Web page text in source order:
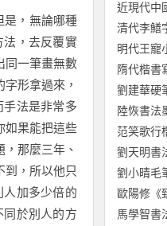
是，無論哪種
法，去反覆實
同一筆畫無數
形拿過來，
法是非常多
如果能把這些
那麼三年、
到，所以他只
加多少倍的
於別人的方
近現代中
劉建華硬
陸恢書法
范笑歌行
劉天明書
歐陽修《
馬學智書